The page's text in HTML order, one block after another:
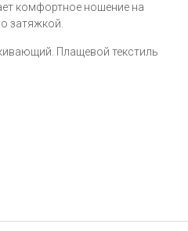
комфортное ношение на
затяжкой.
Плащевой текстиль